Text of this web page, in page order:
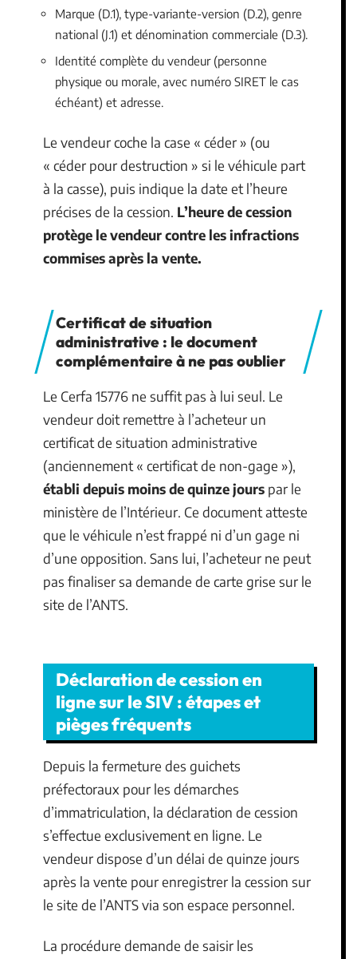
Marque (D.1), type-variante-version (D.2), genre
national (J.1) et dénomination commerciale (D.3).
Identité complète du vendeur (personne
physique ou morale, avec numéro SIRET le cas
échéant) et adresse.
Le vendeur coche la case « céder » (ou
« céder pour destruction » si le véhicule part
à la casse), puis indique la date et l’heure
précises de la cession. L’heure de cession
protège le vendeur contre les infractions
commises après la vente.
Certificat de situation
administrative : le document
complémentaire à ne pas oublier
Le Cerfa 15776 ne suffit pas à lui seul. Le
vendeur doit remettre à l’acheteur un
certificat de situation administrative
(anciennement « certificat de non-gage »),
établi depuis moins de quinze jours par le
ministère de l’Intérieur. Ce document atteste
que le véhicule n’est frappé ni d’un gage ni
d’une opposition. Sans lui, l’acheteur ne peut
pas finaliser sa demande de carte grise sur le
site de l’ANTS.
Déclaration de cession en
ligne sur le SIV : étapes et
pièges fréquents
Depuis la fermeture des guichets
préfectoraux pour les démarches
d’immatriculation, la déclaration de cession
s’effectue exclusivement en ligne. Le
vendeur dispose d’un délai de quinze jours
après la vente pour enregistrer la cession sur
le site de l’ANTS via son espace personnel.
La procédure demande de saisir les